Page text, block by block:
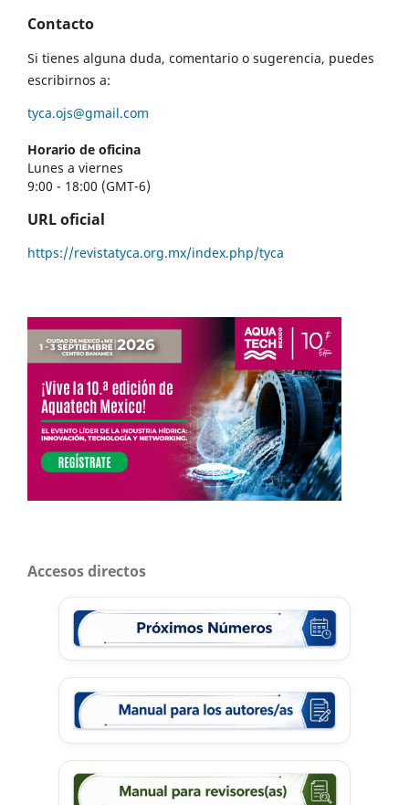
Contacto
Si tienes alguna duda, comentario o sugerencia, puedes
escribirnos a:
tyca.ojs@gmail.com
Horario de oficina
Lunes a viernes
9:00 - 18:00 (GMT-6)
URL oficial
https://revistatyca.org.mx/index.php/tyca
Accesos directos